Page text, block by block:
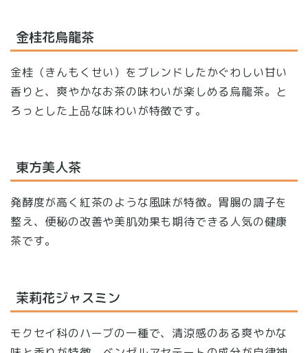
金桂花烏龍茶
金桂（きんもくせい）をブレンドしたかぐわしい甘い
香りと、爽やかなお茶の味わいが楽しめる烏龍茶。と
ろっとした上品な味わいが特徴です。
東方美人茶
発酵度が高く紅茶のような風味が特徴。胃腸の調子を
整え、便秘の改善や美肌効果も期待できる人気の健康
茶です。
茉莉花ジャスミン
モクセイ科のハーブの一種で、清涼感のある爽やかな